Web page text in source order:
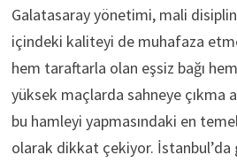
Galatasaray yönetimi, mali
içindeki kaliteyi de muhafaza
hem taraftarla olan eşsiz bağı
yüksek maçlarda sahneye çıkma
bu hamleyi yapmasındaki en
olarak dikkat çekiyor. İstanbul’da